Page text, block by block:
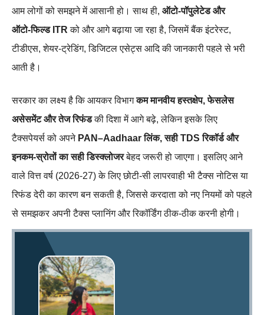
आम लोगों को समझने में आसानी हो। साथ ही, ऑटो‑पॉपुलेटेड और
ऑटो‑फिल्ड ITR को और आगे बढ़ाया जा रहा है, जिसमें बैंक इंटरेस्ट,
टीडीएस, शेयर‑ट्रेडिंग, डिजिटल एसेट्स आदि की जानकारी पहले से भरी
आती है।
सरकार का लक्ष्य है कि आयकर विभागकम मानवीय हस्तक्षेप, फेसलेस
असेसमेंट और तेज रिफंडकी दिशा में आगे बढ़े, लेकिन इसके लिए
टैक्सपेयर्स को अपने PAN–Aadhaar लिंक, सही TDS रिकॉर्ड और
इनकम‑स्रोतों का सही डिस्क्लोजरबेहद जरूरी हो जाएगा। इसलिए आने
वाले वित्त वर्ष (2026‑27) के लिए छोटी‑सी लापरवाही भी टैक्स नोटिस या
रिफंड देरी का कारण बन सकती है, जिससे करदाता को नए नियमों को पहले
से समझकर अपनी टैक्स प्लानिंग और रिकॉर्डिंग ठीक‑ठीक करनी होगी।